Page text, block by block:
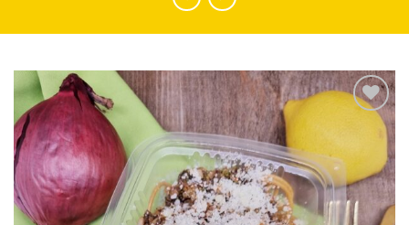
Adicionar
favoritos